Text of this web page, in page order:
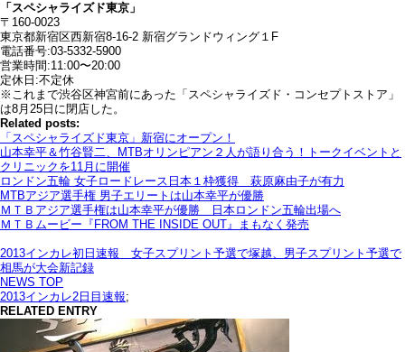
「スペシャライズド東京」
〒160-0023
東京都新宿区西新宿8-16-2 新宿グランドウィング１F
電話番号:03-5332-5900
営業時間:11:00〜20:00
定休日:不定休
※これまで渋谷区神宮前にあった「スペシャライズド・コンセプトストア」
は8月25日に閉店した。
Related posts:
「スペシャライズド東京」新宿にオープン！
山本幸平＆竹谷賢二、MTBオリンピアン２人が語り合う！トークイベントと
クリニックを11月に開催
ロンドン五輪 女子ロードレース日本１枠獲得 萩原麻由子が有力
MTBアジア選手権 男子エリートは山本幸平が優勝
ＭＴＢアジア選手権は山本幸平が優勝 日本ロンドン五輪出場へ
ＭＴＢムービー『FROM THE INSIDE OUT』まもなく発売
2013インカレ初日速報 女子スプリント予選で塚越、男子スプリント予選で
相馬が大会新記録
NEWS TOP
2013インカレ2日目速報;
RELATED ENTRY